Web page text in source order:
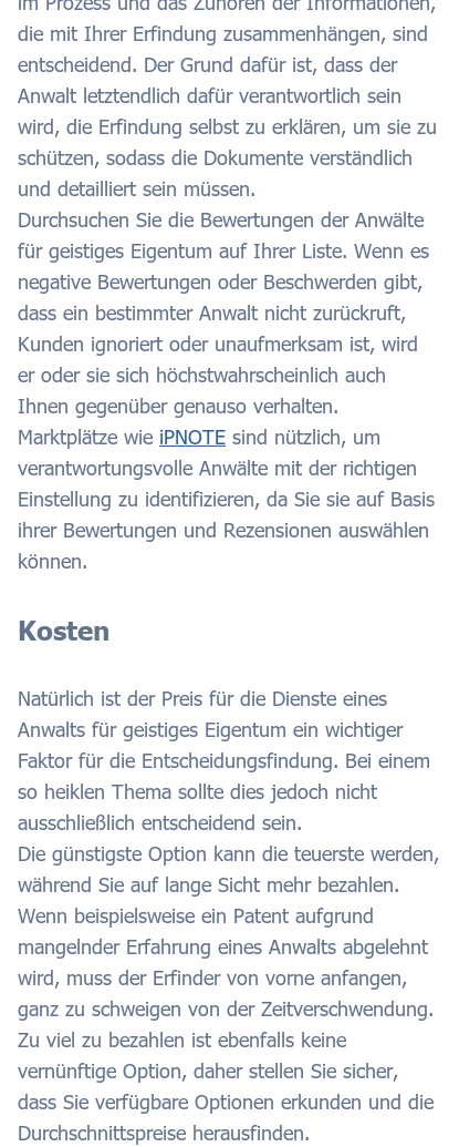
die mit Ihrer Erfindung zusammenhängen, sind
entscheidend. Der Grund dafür ist, dass der
Anwalt letztendlich dafür verantwortlich sein
wird, die Erfindung selbst zu erklären, um sie zu
schützen, sodass die Dokumente verständlich
und detailliert sein müssen.
Durchsuchen Sie die Bewertungen der Anwälte
für geistiges Eigentum auf Ihrer Liste. Wenn es
negative Bewertungen oder Beschwerden gibt,
dass ein bestimmter Anwalt nicht zurückruft,
Kunden ignoriert oder unaufmerksam ist, wird
er oder sie sich höchstwahrscheinlich auch
Ihnen gegenüber genauso verhalten.
Marktplätze wie iPNOTE sind nützlich, um
verantwortungsvolle Anwälte mit der richtigen
Einstellung zu identifizieren, da Sie sie auf Basis
ihrer Bewertungen und Rezensionen auswählen
können.
Kosten
Natürlich ist der Preis für die Dienste eines
Anwalts für geistiges Eigentum ein wichtiger
Faktor für die Entscheidungsfindung. Bei einem
so heiklen Thema sollte dies jedoch nicht
ausschließlich entscheidend sein.
Die günstigste Option kann die teuerste werden,
während Sie auf lange Sicht mehr bezahlen.
Wenn beispielsweise ein Patent aufgrund
mangelnder Erfahrung eines Anwalts abgelehnt
wird, muss der Erfinder von vorne anfangen,
ganz zu schweigen von der Zeitverschwendung.
Zu viel zu bezahlen ist ebenfalls keine
vernünftige Option, daher stellen Sie sicher,
dass Sie verfügbare Optionen erkunden und die
Durchschnittspreise herausfinden.